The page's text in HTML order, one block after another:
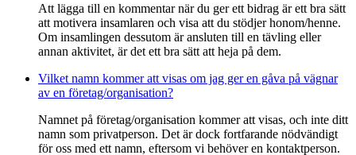
Att lägga till en kommentar när du ger ett bidrag är ett bra sätt
att motivera insamlaren och visa att du stödjer honom/henne.
Om insamlingen dessutom är ansluten till en tävling eller
annan aktivitet, är det ett bra sätt att heja på dem.
Vilket namn kommer att visas om jag ger en gåva på vägnar
av en företag/organisation?
Namnet på företag/organisation kommer att visas, och inte ditt
namn som privatperson. Det är dock fortfarande nödvändigt
för oss med ett namn, eftersom vi behöver en kontaktperson.